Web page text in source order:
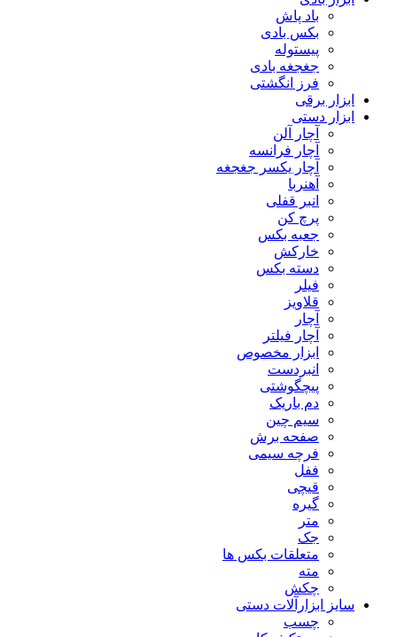
باد پاش
بکس بادی
پیستوله
جغجغه بادی
فرز انگشتی
ابزار برقی
ابزار دستی
آچار آلن
آچار فرانسه
آچار یکسر جغجغه
آهنربا
انبر قفلی
پرچ کن
جعبه بکس
خارکش
دسته بکس
فیلر
قلاویز
آچار
آچار فیلتر
ابزار مخصوص
انبردست
پیچگوشتی
دم باریک
سیم چین
صفحه برش
فرچه سیمی
ففل
قیچی
گیره
متر
جک
متعلقات بکس ها
مته
چکش
سایز ابزارآلات دستی
چسب